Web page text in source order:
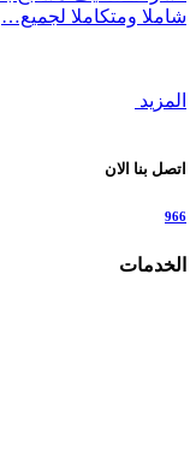
شاملا ومتكاملا لجميع…
المزيد
اتصل بنا الان
966
الخدمات